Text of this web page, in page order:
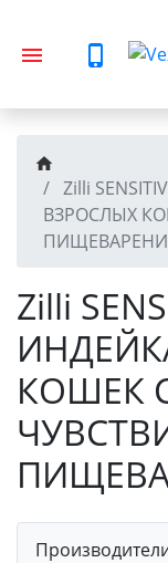
Zilli
ВЗРОСЛЫХ
Zilli
КОШЕК